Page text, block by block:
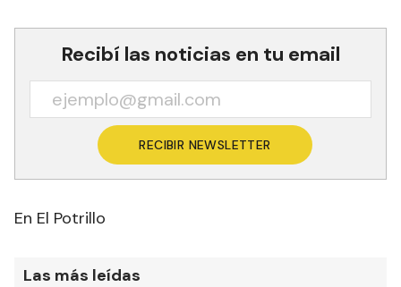
Recibí las noticias en tu email
RECIBIR NEWSLETTER
En El Potrillo
Las más leídas